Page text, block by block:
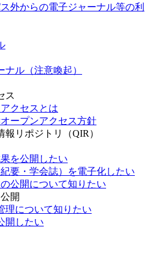
外からの電子ジャーナル等の利
ル（注意喚起）
ス
クセスとは
ープンアクセス方針
報リポジトリ（QIR）
を公開したい
要・学会誌）を電子化したい
公開について知りたい
開
理について知りたい
開したい